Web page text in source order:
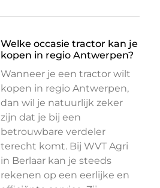
Welke occasie tractor kan je
kopen in regio Antwerpen?
Wanneer je een tractor wilt
kopen in regio Antwerpen,
dan wil je natuurlijk zeker
zijn dat je bij een
betrouwbare verdeler
terecht komt. Bij WVT Agri
in Berlaar kan je steeds
rekenen op een eerlijke en